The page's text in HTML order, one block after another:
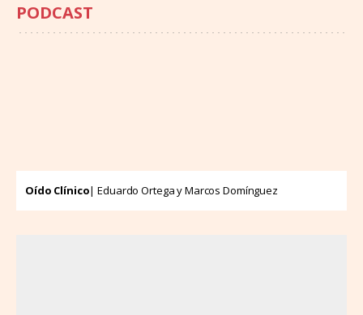
PODCAST
Oído Clínico| Eduardo Ortega y Marcos Domínguez